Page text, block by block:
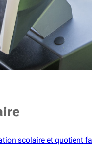
scolaire et quotient